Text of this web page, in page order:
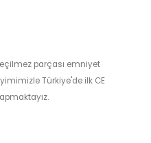
parçası emniyet
Türkiye'de ilk CE